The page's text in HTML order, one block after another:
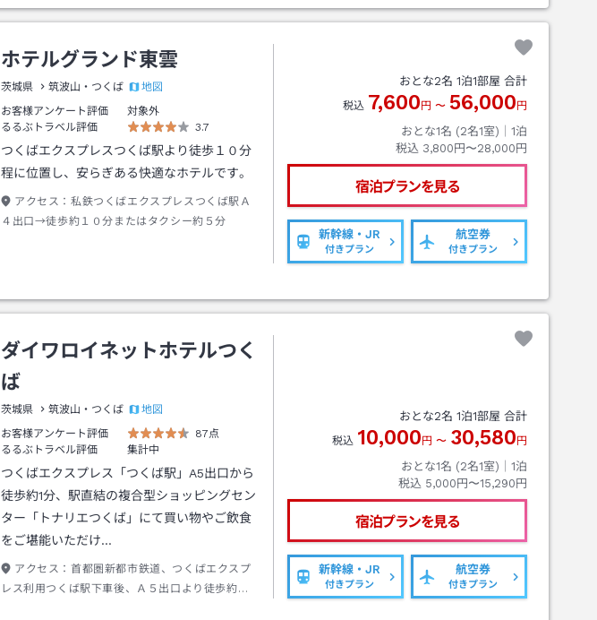
ホテルグランド東雲
茨城県 筑波山・つくば
地図
お客様アンケート評価
対象外
るるぶトラベル評価
3.7
つくばエクスプレスつくば駅より徒歩１０分
程に位置し、安らぎある快適なホテルです。
アクセス： 私鉄つくばエクスプレスつくば駅Ａ
４出口→徒歩約１０分またはタクシー約５分
おとな2名 1泊1部屋 合計
税込 7,600 円 〜 56,000 円
おとな1名 (2名1室)｜ 1泊
税込 3,800円〜28,000円
宿泊プランを見る
新幹線・JR
付きプラン
航空券
付きプラン
ダイワロイネットホテルつく
ば
茨城県 筑波山・つくば
地図
お客様アンケート評価
87点
るるぶトラベル評価
集計中
つくばエクスプレス「つくば駅」A5出口から
徒歩約1分、駅直結の複合型ショッピングセン
ター「トナリエつくば」にて買い物やご飲食
をご堪能いただけ…
アクセス： 首都圏新都市鉄道、つくばエクスプ
レス利用つくば駅下車後、Ａ５出口より徒歩約１
おとな2名 1泊1部屋 合計
税込 10,000 円 〜 30,580 円
おとな1名 (2名1室)｜ 1泊
税込 5,000円〜15,290円
宿泊プランを見る
新幹線・JR
付きプラン
航空券
付きプラン